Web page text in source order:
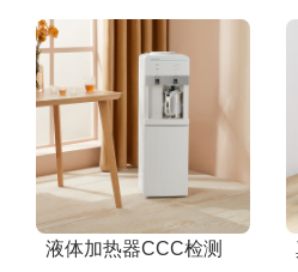
液体加热器CCC检测